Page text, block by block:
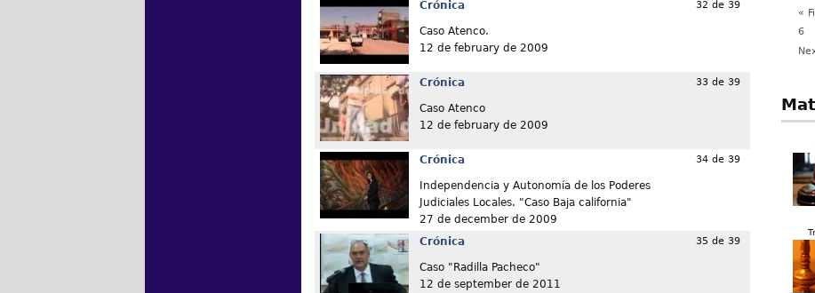
Crónica
Caso Atenco.
12 de february de 2009
32 de 39
Crónica
Caso Atenco
12 de february de 2009
33 de 39
Crónica
Independencia y Autonomía de los Poderes
Judiciales Locales. "Caso Baja california"
27 de december de 2009
34 de 39
Crónica
Caso "Radilla Pacheco"
12 de september de 2011
35 de 39
«
6